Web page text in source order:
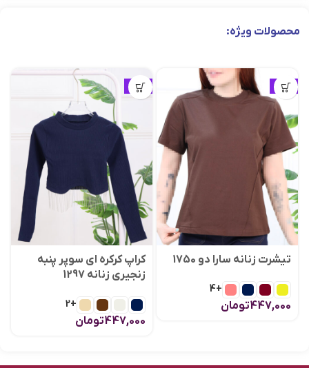
محصولات ویژه:
ویژه
تیشرت زنانه سارا دو 1750
+4
447,000تومان
ویژه
کراپ کرکره ای سوپر پنبه
زنجیری زنانه 1297
+2
447,000تومان